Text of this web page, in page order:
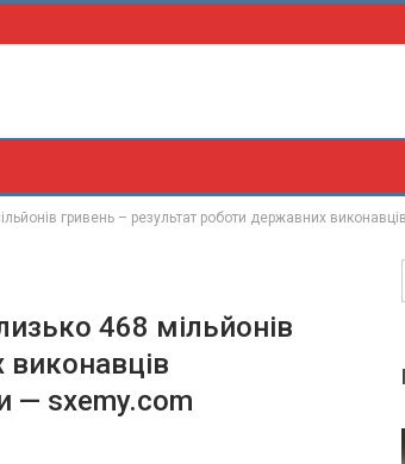
гривень – результат роботи державних
468 мільйонів
— sxemy.com